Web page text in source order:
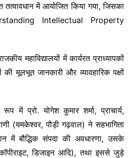
में आयोजित किया गया, जिसका
Intellectual Property
महाविद्यालयों में कार्यरत प्राध्यापकों
की मूलभूत जानकारी और व्यावहारिक पक्षों
में प्रो. योगेश कुमार शर्मा, प्राचार्य,
(यमकेश्वर, पौड़ी गढ़वाल) ने सहभागिता
में बौद्धिक संपदा की अवधारणा, उसके
डिजाइन आदि), तथा इससे जुड़े